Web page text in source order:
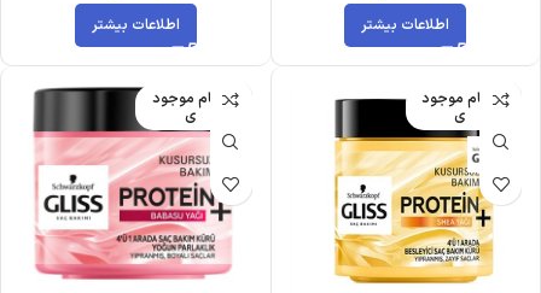
اطلاعات بیشتر اطلاعات بیشتر
اتمام موجود
ی
اتمام موجود
ی